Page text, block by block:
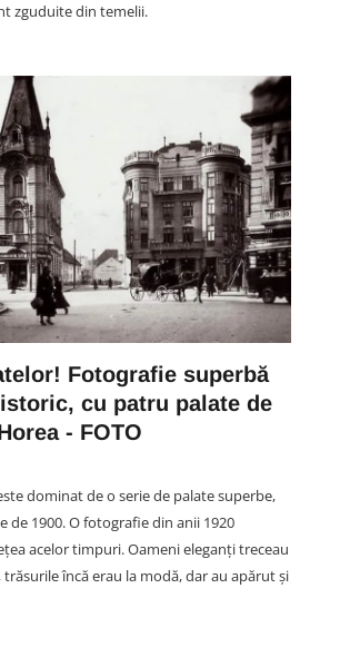
zguduite din temelii.
Fotografie superbă
cu patru palate de
- FOTO
dominat de o serie de palate superbe,
de 1900. O fotografie din anii 1920
acelor timpuri. Oameni eleganți treceau
încă erau la modă, dar au apărut și